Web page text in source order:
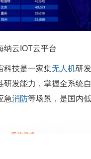
纳云IOT云平台
科技是一家集无人机研
研发能力，掌握全系统
急消防等场景，是国内